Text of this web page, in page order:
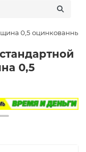
0,5 оцинкованный
0,5